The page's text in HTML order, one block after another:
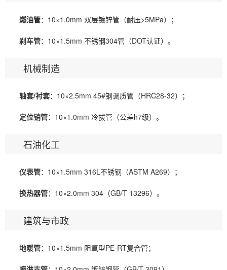
燃油管：10×1.0mm 双层镀锌管（耐压>5MPa）；
刹车管：10×1.5mm 不锈钢304管（DOT认证）。
机械制造
轴套/衬套：10×2.5mm 45#钢调质管（HRC28-32）；
定位销管：10×1.0mm 冷拔管（公差h7级）。
石油化工
仪表管：10×1.5mm 316L不锈钢（ASTM A269）；
换热器管：10×2.0mm 304（GB/T 13296）。
建筑与市政
地暖管：10×1.5mm 阻氧型PE-RT复合管；